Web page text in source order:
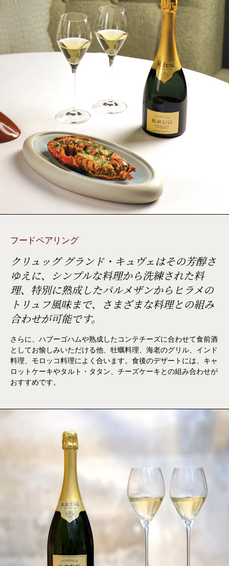
フードペアリング
クリュッグ グランド・キュヴェはその芳醇さ
ゆえに、シンプルな料理から洗練された料
理、特別に熟成したパルメザンからヒラメの
トリュフ風味まで、さまざまな料理との組み
合わせが可能です。
さらに、ハブーゴハムや熟成したコンテチーズに合わせて食前酒
としてお愉しみいただける他、牡蠣料理、海老のグリル、インド
料理、モロッコ料理によく合います。食後のデザートには、キャ
ロットケーキやタルト・タタン、チーズケーキとの組み合わせが
おすすめです。